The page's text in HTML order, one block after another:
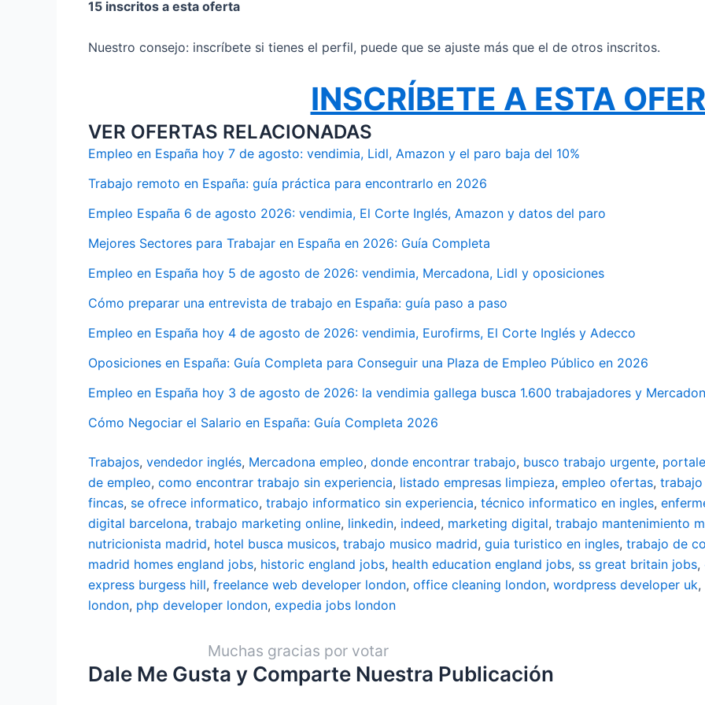
15 inscritos a esta oferta
Nuestro consejo: inscríbete si tienes el perfil, puede que se ajuste más que el de otros inscritos.
INSCRÍBETE A ESTA
VER OFERTAS RELACIONADAS
Empleo en España hoy 7 de agosto: vendimia, Lidl, Amazon y el paro baja del 10%
Trabajo remoto en España: guía práctica para encontrarlo en 2026
Empleo España 6 de agosto 2026: vendimia, El Corte Inglés, Amazon y datos del paro
Mejores Sectores para Trabajar en España en 2026: Guía Completa
Empleo en España hoy 5 de agosto de 2026: vendimia, Mercadona, Lidl y oposiciones
Cómo preparar una entrevista de trabajo en España: guía paso a paso
Empleo en España hoy 4 de agosto de 2026: vendimia, Eurofirms, El Corte Inglés y Adecco
Oposiciones en España: Guía Completa para Conseguir una Plaza de Empleo Público en 2026
Empleo en España hoy 3 de agosto de 2026: la vendimia gallega busca 1.600 trabajadores y
Cómo Negociar el Salario en España: Guía Completa 2026
Trabajos, vendedor inglés, Mercadona empleo, donde encontrar trabajo, busco trabajo urgente,
de empleo, como encontrar trabajo sin experiencia, listado empresas limpieza, empleo ofertas,
fincas, se ofrece informatico, trabajo informatico sin experiencia, técnico informatico en ingles,
digital barcelona, trabajo marketing online, linkedin, indeed, marketing digital, trabajo mantenimiento
nutricionista madrid, hotel busca musicos, trabajo musico madrid, guia turistico en ingles, trabajo de
madrid homes england jobs, historic england jobs, health education england jobs, ss great britain jobs,
express burgess hill, freelance web developer london, office cleaning london, wordpress developer uk,
london, php developer london, expedia jobs london
Muchas gracias por votar
Dale Me Gusta y Comparte Nuestra Publicación